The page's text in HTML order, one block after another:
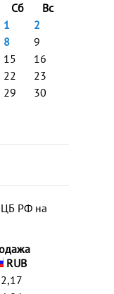
Сб
Вс
1
2
8
9
15
16
22
23
29
30
ЦБ РФ на
RUB